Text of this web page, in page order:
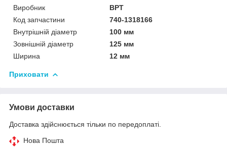
Виробник
ВРТ
Код запчастини
740-1318166
Внутрішній діаметр
100 мм
Зовнішній діаметр
125 мм
Ширина
12 мм
Приховати
Умови доставки
Доставка здійснюється тільки по передоплаті.
Нова Пошта